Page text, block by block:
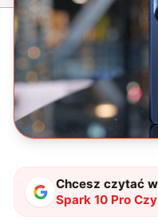
Chcesz czytać
Spark 10 Pro
1000 zł?"?